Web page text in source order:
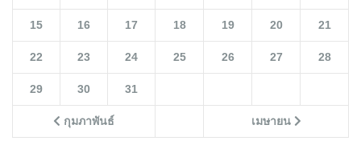
กุมภาพันธ์ เมษายน
15 16 17 18 19 20 21
22 23 24 25 26 27 28
29 30 31